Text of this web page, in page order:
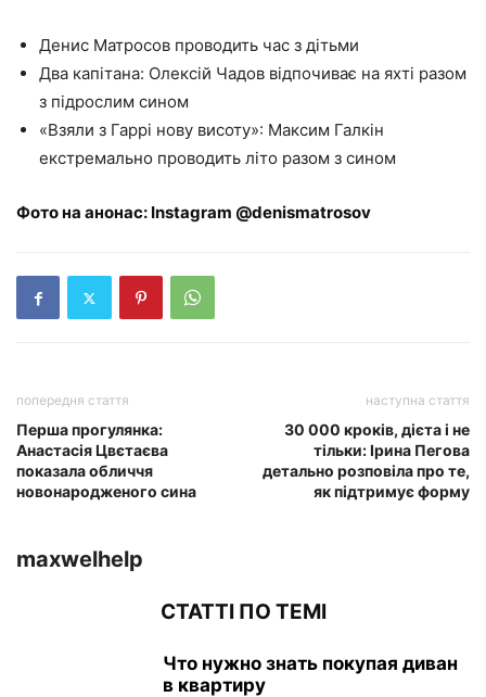
Денис Матросов проводить час з дітьми
Два капітана: Олексій Чадов відпочиває на яхті разом
з підрослим сином
«Взяли з Гаррі нову висоту»: Максим Галкін
екстремально проводить літо разом з сином
Фото на анонас: Instagram @denismatrosov
попередня стаття
Перша прогулянка:
Анастасія Цвєтаєва
показала обличчя
новонародженого сина
наступна стаття
30 000 кроків, дієта і не
тільки: Ірина Пегова
детально розповіла про те,
як підтримує форму
maxwelhelp
СТАТТІ ПО ТЕМІ
Что нужно знать покупая диван
в квартиру